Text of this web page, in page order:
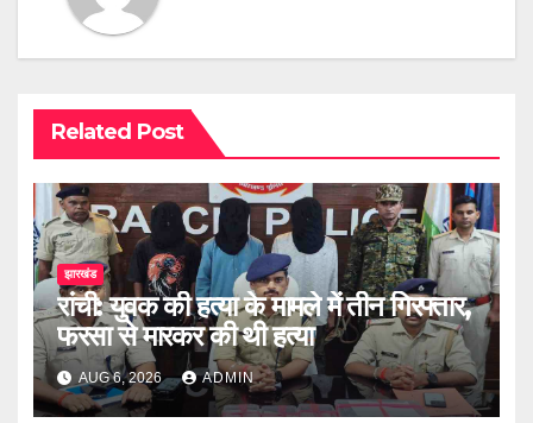
Related Post
झारखंड
रांची: युवक की हत्या के मामले में तीन गिरफ्तार,
फरसा से मारकर की थी हत्या
AUG 6, 2026 ADMIN